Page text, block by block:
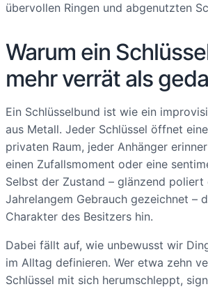
übervollen Ringen und abgenutzten
Warum ein
mehr verrät als
Ein Schlüsselbund ist wie ein
aus Metall. Jeder Schlüssel öffnet
privaten Raum, jeder Anhänger
einen Zufallsmoment oder eine
Selbst der Zustand – glänzend poliert
Jahrelangem Gebrauch gezeichnet –
Charakter des Besitzers hin.
Dabei fällt auf, wie unbewusst wir
im Alltag definieren. Wer etwa zehn
Schlüssel mit sich herumschleppt,